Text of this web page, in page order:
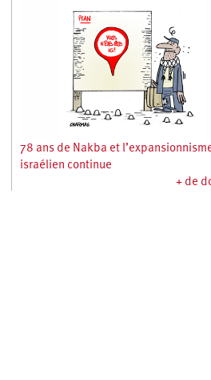
78 ans de Nakba et
israélien continue
+ de